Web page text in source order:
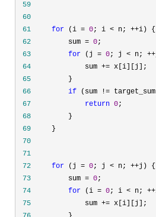
59
60
61
for (i = 0; i < n; ++
62
         sum =
0
63
for (j = 0; j < n; ++
64
             sum +=
65
66
if (sum !=
67
return 0
68
69
70
71
72
for (j = 0; j < n; ++
73
         sum =
0
74
for (i = 0; i < n; ++
75
             sum +=